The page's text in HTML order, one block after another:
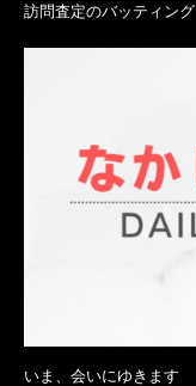
訪問査定のバッティング
いま、会いにゆきます